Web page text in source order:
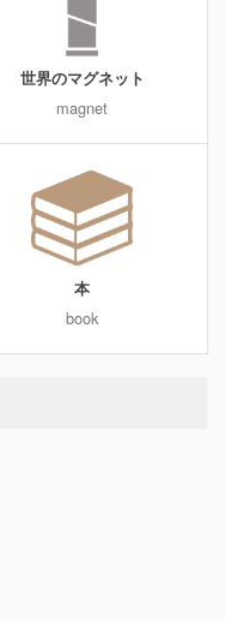
世界のマグネット
magnet
本
book